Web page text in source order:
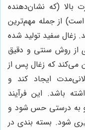
بالا (که نشان‌دهنده
از جمله مهم‌ترین
زغال سفید تولید شده
از روش سنتی و دقیق
می‌کند که زغال پس از
ایجاد کند و
باشد. این فرآیند
به درستی حس شود و
شود. بسته بندی در